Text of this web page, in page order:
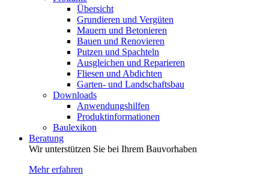
Übersicht
Grundieren und Vergüten
Mauern und Betonieren
Bauen und Renovieren
Putzen und Spachteln
Ausgleichen und Reparieren
Fliesen und Abdichten
Garten- und Landschaftsbau
Downloads
Anwendungshilfen
Produktinformationen
Baulexikon
Beratung
Wir unterstützen Sie bei Ihrem Bauvorhaben
Mehr erfahren